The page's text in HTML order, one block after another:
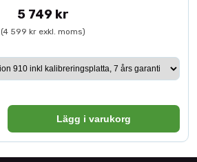
5 749 kr
(4 599 kr exkl. moms)
Lägg i varukorg